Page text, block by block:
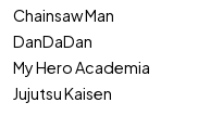
Chainsaw Man
DanDaDan
My Hero Academia
Jujutsu Kaisen